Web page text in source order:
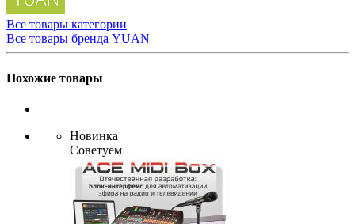
Все товары категории
Все товары бренда YUAN
Похожие товары
Новинка
Советуем